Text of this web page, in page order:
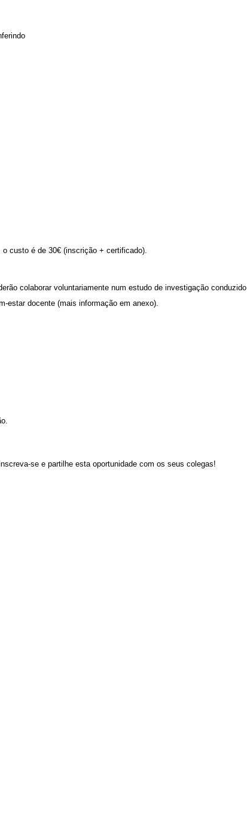
custo é de 30€ (inscrição + certificado).
colaborar voluntariamente num estudo de investigação conduzido
estar docente (mais informação em anexo).
se e partilhe esta oportunidade com os seus colegas!